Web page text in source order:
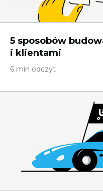
5 sposobów
i klientami
6 min odczyt